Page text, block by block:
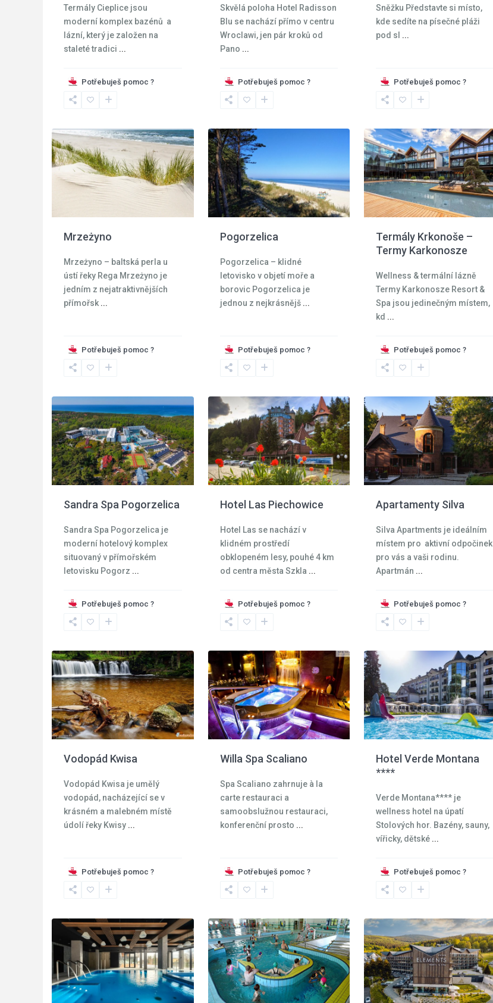
Termály Cieplice jsou
moderní komplex bazénů a
lázní, který je založen na
staleté tradici ...
Potřebuješ pomoc ?
Skvělá poloha Hotel Radisson
Blu se nachází přímo v centru
Wroclawi, jen pár kroků od
Pano ...
Potřebuješ pomoc ?
Sněžku Představte si místo,
kde sedíte na písečné pláži
pod sl ...
Potřebuješ pomoc ?
Mrzeżyno
Mrzeżyno – baltská perla u
ústí řeky Rega Mrzeżyno je
jedním z nejatraktivnějších
přímořsk...
Potřebuješ pomoc ?
Pogorzelica
Pogorzelica – klidné
letovisko v objetí moře a
borovic Pogorzelica je
jednou z nejkrásnějš ...
Potřebuješ pomoc ?
Krkonoše
Karpacz
Termály Krkonoše –
Termy Karkonosze
Wellness & termální lázně
Termy Karkonosze Resort &
Spa jsou jedinečným místem,
kd ...
Potřebuješ pomoc ?
Moře
Sandra Spa Pogorzelica
Sandra Spa Pogorzelica je
moderní hotelový komplex
situovaný v přímořském
letovisku Pogorz ...
Potřebuješ pomoc ?
Krkonoše
Szklarska
Hotel Las Piechowice
Hotel Las se nachází v
klidném prostředí
obklopeném lesy, pouhé 4 km
od centra města Szkla ...
Potřebuješ pomoc ?
Krkonoše
Szklarska
Apartamenty Silva
Silva Apartments je ideálním
místem pro aktivní odpočinek
pro vás a vaši rodinu.
Apartmán ...
Potřebuješ pomoc ?
Swieradów
Vodopád Kwisa
Vodopád Kwisa je umělý
vodopád, nacházející se v
krásném a malebném místě
údolí řeky Kwisy ...
Potřebuješ pomoc ?
Kladská
kotlina
Kudowa
Willa Spa Scaliano
Spa Scaliano zahrnuje à la
carte restauraci a
samoobslužnou restauraci,
konferenční prosto ...
Potřebuješ pomoc ?
Kladská
kotlina
Kudowa
Hotel Verde Montana
****
Verde Montana**** je
wellness hotel na úpatí
Stolových hor. Bazény, sauny,
vířicky, dětské ...
Potřebuješ pomoc ?
Krkonoše
Szklarska
Kladská
kotlina
Kudowa
Jizerské
hory
Swieradów